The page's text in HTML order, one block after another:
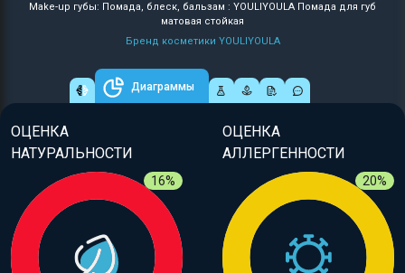
Make-up губы: Помада, блеск, бальзам : YOULIYOULA Помада для губ
матовая стойкая
Бренд косметики YOULIYOULA
Диаграммы
ОЦЕНКА
НАТУРАЛЬНОСТИ
16%
ОЦЕНКА
АЛЛЕРГЕННОСТИ
20%